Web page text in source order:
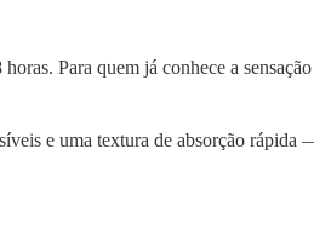
Para quem já conhece a
e uma textura de absorção